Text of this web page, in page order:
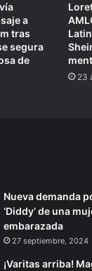
a
tras
segura
de
23
Nueva demanda
‘Diddy’ de una
embarazada
27 septiembre, 2024
¡Varitas arriba!